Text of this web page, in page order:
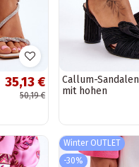
35,13 €
50,19 €
Callum-Sandalen
mit hohen
Winter OUTLET
-30%